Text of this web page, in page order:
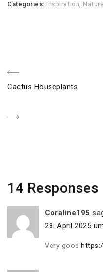
Categories: Inspiration, Nature
Previous
Cactus Houseplants
14 Responses
Coraline195
28. April 2025
Very good